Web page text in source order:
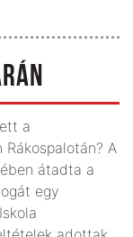
a
A
átadta a
egy